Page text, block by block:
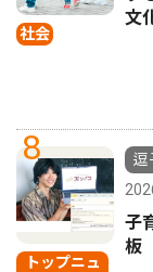
社会
文
8
トップニュ
逗
子
板